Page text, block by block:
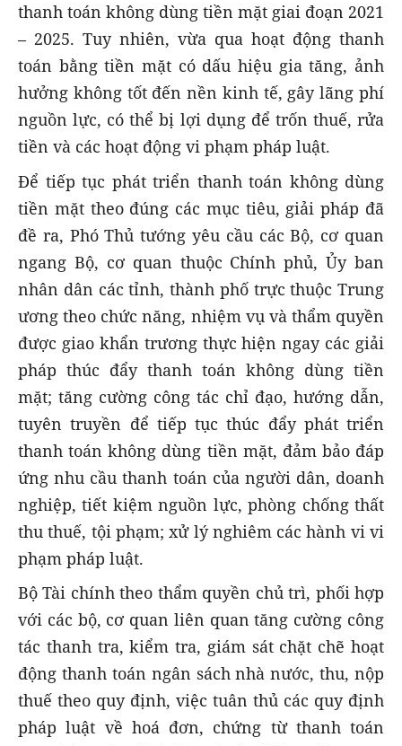
thanh toán không dùng tiền mặt giai đoạn 2021
– 2025. Tuy nhiên, vừa qua hoạt động thanh
toán bằng tiền mặt có dấu hiệu gia tăng, ảnh
hưởng không tốt đến nền kinh tế, gây lãng phí
nguồn lực, có thể bị lợi dụng để trốn thuế, rửa
tiền và các hoạt động vi phạm pháp luật.
Để tiếp tục phát triển thanh toán không dùng
tiền mặt theo đúng các mục tiêu, giải pháp đã
đề ra, Phó Thủ tướng yêu cầu các Bộ, cơ quan
ngang Bộ, cơ quan thuộc Chính phủ, Ủy ban
nhân dân các tỉnh, thành phố trực thuộc Trung
ương theo chức năng, nhiệm vụ và thẩm quyền
được giao khẩn trương thực hiện ngay các giải
pháp thúc đẩy thanh toán không dùng tiền
mặt; tăng cường công tác chỉ đạo, hướng dẫn,
tuyên truyền để tiếp tục thúc đẩy phát triển
thanh toán không dùng tiền mặt, đảm bảo đáp
ứng nhu cầu thanh toán của người dân, doanh
nghiệp, tiết kiệm nguồn lực, phòng chống thất
thu thuế, tội phạm; xử lý nghiêm các hành vi vi
phạm pháp luật.
Bộ Tài chính theo thẩm quyền chủ trì, phối hợp
với các bộ, cơ quan liên quan tăng cường công
tác thanh tra, kiểm tra, giám sát chặt chẽ hoạt
động thanh toán ngân sách nhà nước, thu, nộp
thuế theo quy định, việc tuân thủ các quy định
pháp luật về hoá đơn, chứng từ thanh toán